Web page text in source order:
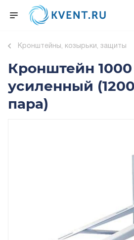
Кронштейны, козырьки, защиты
Кронштейн
усиленный
пара)